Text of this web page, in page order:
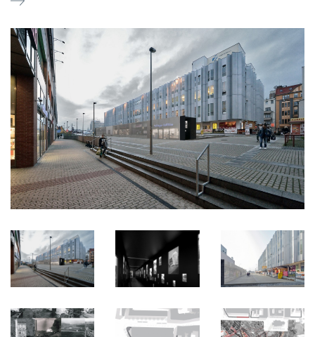
prostor proto hledáme řešení dočasné a zároveň schopné aktivně
podpořit širší a dlouhodobější rozvahy a strategie.
Lze si tu (mezi „Labem“ a „Fórem“) samozřejmě představit
a navrhnout mnohé, místo k tomu vybízí. Pěkné moderní tržiště,
herní plochu, kultivovanou odpočinkovou plochu, stromy, vodu a tak
podobně, dál a dál.
V tuto chvíli nám ale připadá definitivní řešení jako příliš nahodilá
a tím pádem nerozumná investice.
Proto nejdřív navrhujeme katalyzovat paměť, rozvířit emoce
a vyvolat otázky. Proč se tu k sobě navzájem/městu/krajině takhle
opakovaně chováme? Jak to, že jsme ochotni v destrukci i po
desetiletích lapsů, napříč režimy a přes jasně negativní dopady,
pokračovat? Lze to pozitivně zvrátit? Jak? A kde to začít napravovat
...?
Absence původních městských bloků, jako následek plošných
bourání na mnoha místech města, je pro nás symbolem ztráty
lidského měřítka, ztráty vztahu k prostoru/městu, ztráty paměti.
Katalyzovat paměť navrhujeme zhuštěnou obrazovou zprávou
instalovanou v jednoduchém dočasném objektu, který je umístěn
prostoru.
Stopa bloku je do okolní plochy lehce zapuštěná a je materiálově